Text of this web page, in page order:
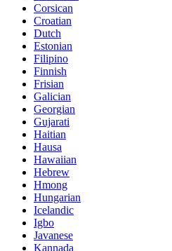
Corsican
Croatian
Dutch
Estonian
Filipino
Finnish
Frisian
Galician
Georgian
Gujarati
Haitian
Hausa
Hawaiian
Hebrew
Hmong
Hungarian
Icelandic
Igbo
Javanese
Kannada